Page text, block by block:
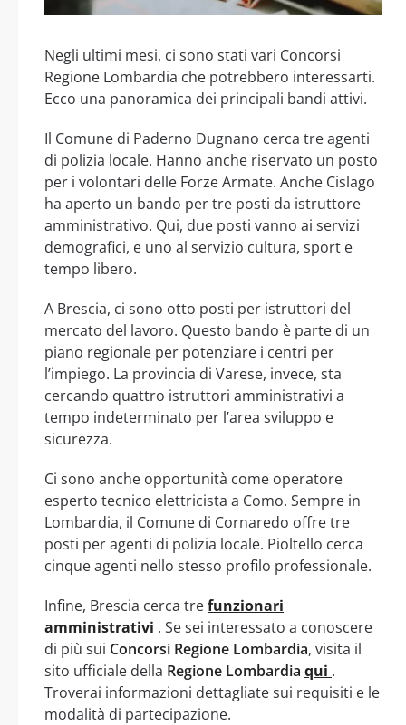
Negli ultimi mesi, ci sono stati vari Concorsi
Regione Lombardia che potrebbero interessarti.
Ecco una panoramica dei principali bandi attivi.
Il Comune di Paderno Dugnano cerca tre agenti
di polizia locale. Hanno anche riservato un posto
per i volontari delle Forze Armate. Anche Cislago
ha aperto un bando per tre posti da istruttore
amministrativo. Qui, due posti vanno ai servizi
demografici, e uno al servizio cultura, sport e
tempo libero.
A Brescia, ci sono otto posti per istruttori del
mercato del lavoro. Questo bando è parte di un
piano regionale per potenziare i centri per
l’impiego. La provincia di Varese, invece, sta
cercando quattro istruttori amministrativi a
tempo indeterminato per l’area sviluppo e
sicurezza.
Ci sono anche opportunità come operatore
esperto tecnico elettricista a Como. Sempre in
Lombardia, il Comune di Cornaredo offre tre
posti per agenti di polizia locale. Pioltello cerca
cinque agenti nello stesso profilo professionale.
Infine, Brescia cerca trefunzionari
amministrativi . Se sei interessato a conoscere
di più sui Concorsi Regione Lombardia, visita il
sito ufficiale della Regione Lombardia qui .
Troverai informazioni dettagliate sui requisiti e le
modalità di partecipazione.